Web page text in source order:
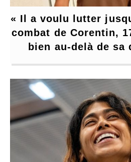
« Il a voulu lutter
combat de Corentin,
bien au-delà de